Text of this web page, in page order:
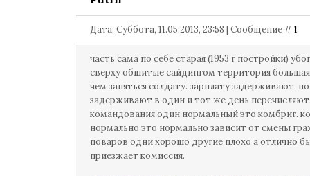
Дата: Суббота, 11.05.2013, 23:58 | Сообщение #1
часть сама по себе старая (1953 г постройки)
сверху обшитые сайдингом территория большая
чем заняться солдату. зарплату задерживают.
задерживают в один и тот же день
командования один нормальный это комбриг.
нормально это нормально зависит от смены
поваров одни хорошо другие плохо а отлично
приезжает комиссия.